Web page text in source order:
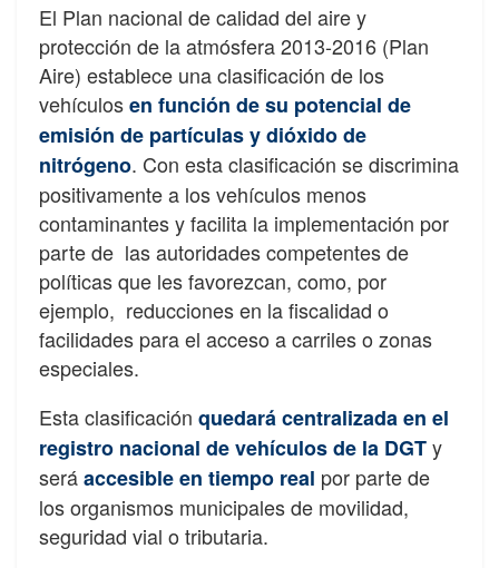
El Plan nacional de calidad del aire y
protección de la atmósfera 2013-2016 (Plan
Aire) establece una clasificación de los
vehículosen función de su potencial de
emisión de partículas y dióxido de
nitrógeno. Con esta clasificación se discrimina
positivamente a los vehículos menos
contaminantes y facilita la implementación por
parte de las autoridades competentes de
políticas que les favorezcan, como, por
ejemplo, reducciones en la fiscalidad o
facilidades para el acceso a carriles o zonas
especiales.
Esta clasificación quedará centralizada en el
registro nacional de vehículos de la DGTy
seráaccesible en tiempo real por parte de
los organismos municipales de movilidad,
seguridad vial o tributaria.